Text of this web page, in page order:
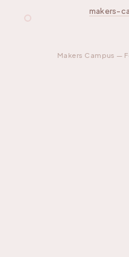
makers-
Makers Campus —